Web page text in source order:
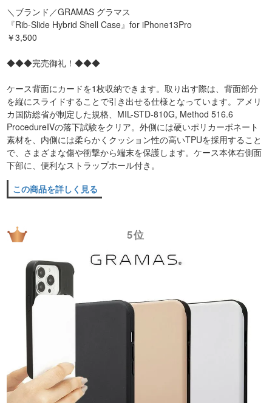
＼ブランド／GRAMAS グラマス
『Rib-Slide Hybrid Shell Case』for iPhone13Pro
￥3,500
◆◆◆完売御礼！◆◆◆
ケース背面にカードを1枚収納できます。取り出す際は、背面部分
を縦にスライドすることで引き出せる仕様となっています。アメリ
カ国防総省が制定した規格、MIL-STD-810G, Method 516.6
ProcedureIVの落下試験をクリア。外側には硬いポリカーボネート
素材を、内側には柔らかくクッション性の高いTPUを採用すること
で、さまざまな傷や衝撃から端末を保護します。ケース本体右側面
下部に、便利なストラップホール付き。
この商品を詳しく見る
5位